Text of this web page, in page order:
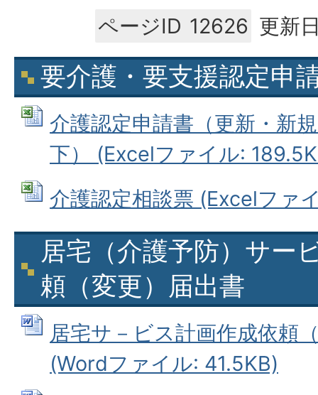
ページID 12626 更新
要介護・要支援認定申
介護認定申請書（更新・新
下） (Excelファイル:
介護認定相談票 (Excelファ
居宅（介護予防）サー
頼（変更）届出書
居宅サ－ビス計画作成依頼
(Wordファイル: 41.5KB)